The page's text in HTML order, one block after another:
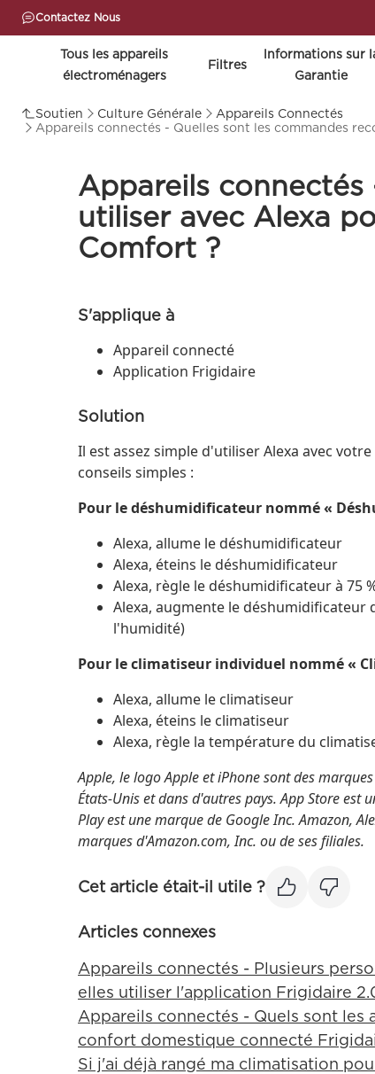
Contactez Nous
Tous les appareils
électroménagers
Filtres
lnformations sur
Garantie
Soutien Culture Générale
Appareils Connectés
Appareils connectés - Quelles sont les commandes
Appareils connectés
utiliser avec Alexa
Comfort ?
S'applique à
Appareil connecté
Application Frigidaire
Solution
Il est assez simple d'utiliser Alexa avec
conseils simples :
Pour le déshumidificateur nommé «
Alexa, allume le déshumidificateur
Alexa, éteins le déshumidificateur
Alexa, règle le déshumidificateur à 75
Alexa, augmente le déshumidificateur
l'humidité)
Pour le climatiseur individuel nommé «
Alexa, allume le climatiseur
Alexa, éteins le climatiseur
Alexa, règle la température du
Apple, le logo Apple et iPhone sont des
États-Unis et dans d'autres pays. App Store est
Play est une marque de Google Inc. Amazon,
marques d'Amazon.com, Inc. ou de ses filiales.
Cet article était-il utile ?
Articles connexes
Appareils connectés - Plusieurs
elles utiliser l'application Frigidaire
Appareils connectés - Quels sont les
confort domestique connecté
Si j'ai déjà rangé ma climatisation